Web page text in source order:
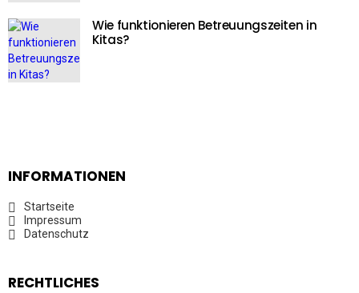
Wie funktionieren Betreuungszeiten in
Kitas?
INFORMATIONEN
Startseite
Impressum
Datenschutz
RECHTLICHES